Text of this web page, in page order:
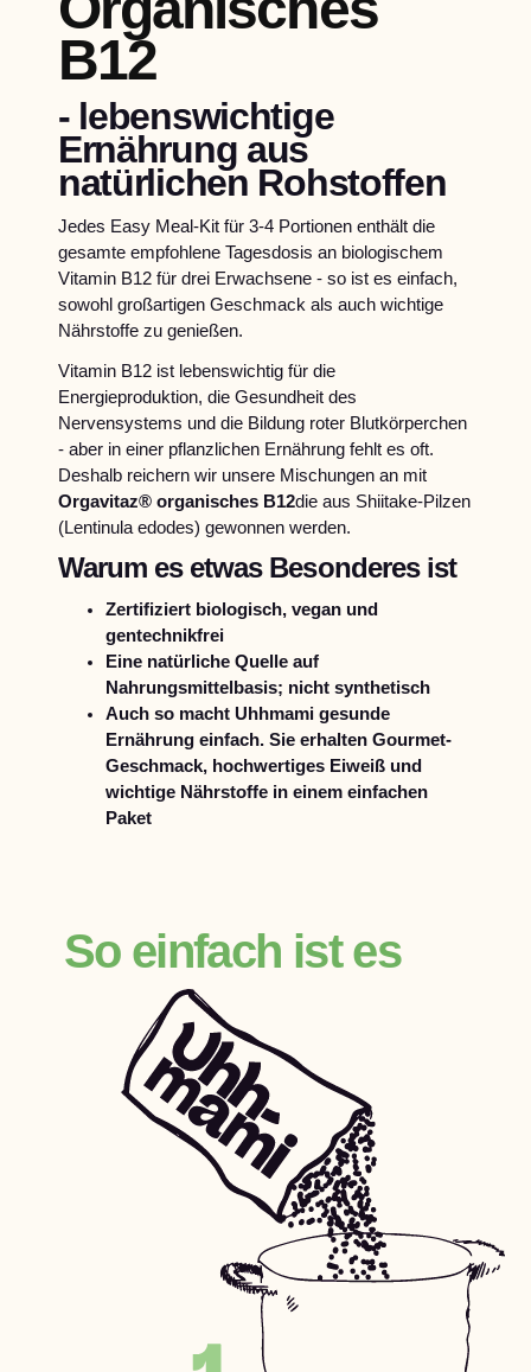
B12
- lebenswichtige
Ernährung aus
natürlichen Rohstoffen
Jedes Easy Meal-Kit für 3-4 Portionen enthält die
gesamte empfohlene Tagesdosis an biologischem
Vitamin B12 für drei Erwachsene - so ist es einfach,
sowohl großartigen Geschmack als auch wichtige
Nährstoffe zu genießen.
Vitamin B12 ist lebenswichtig für die
Energieproduktion, die Gesundheit des
Nervensystems und die Bildung roter Blutkörperchen
- aber in einer pflanzlichen Ernährung fehlt es oft.
Deshalb reichern wir unsere Mischungen an mit
Orgavitaz® organisches B12die aus Shiitake-Pilzen
(Lentinula edodes) gewonnen werden.
Warum es etwas Besonderes ist
Zertifiziert biologisch, vegan und
gentechnikfrei
Eine natürliche Quelle auf
Nahrungsmittelbasis; nicht synthetisch
Auch so macht Uhhmami gesunde
Ernährung einfach. Sie erhalten Gourmet-
Geschmack, hochwertiges Eiweiß und
wichtige Nährstoffe in einem einfachen
Paket
So einfach ist es